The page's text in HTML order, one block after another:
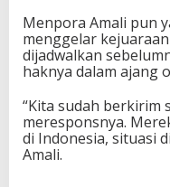
Menpora Amali pun
menggelar
dijadwalkan
haknya dalam ajang
“Kita sudah berkirim
meresponsnya.
di Indonesia, situasi
Amali.